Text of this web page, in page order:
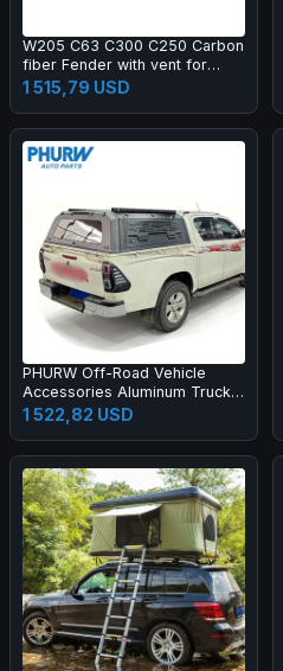
W205 C63 C300 C250 Carbon
fiber Fender with vent for
W205 2015-2021
1 515,79 USD
PHURW Off-Road Vehicle
Accessories Aluminum Trucks
Bed Canopy For TOYOTA
HILUX Pickup Truck Canopy
1 522,82 USD